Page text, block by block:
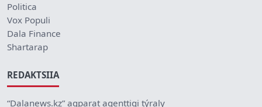
Politica
Vox Populi
Dala Finance
Shartarap
REDAKTSIIA
“Dalanews.kz” aqparat agenttigi týraly